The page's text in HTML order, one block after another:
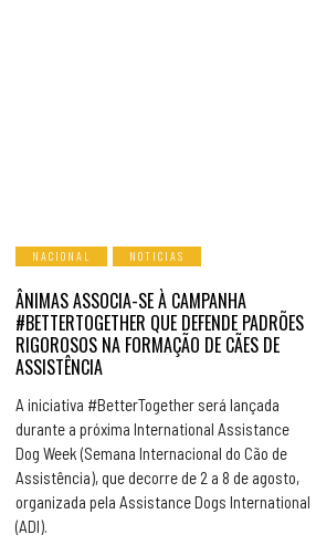
NACIONAL NOTICIAS
ÂNIMAS ASSOCIA-SE À CAMPANHA
#BETTERTOGETHER QUE DEFENDE PADRÕES
RIGOROSOS NA FORMAÇÃO DE CÃES DE
ASSISTÊNCIA
A iniciativa #BetterTogether será lançada
durante a próxima International Assistance
Dog Week (Semana Internacional do Cão de
Assistência), que decorre de 2 a 8 de agosto,
organizada pela Assistance Dogs International
(ADI).